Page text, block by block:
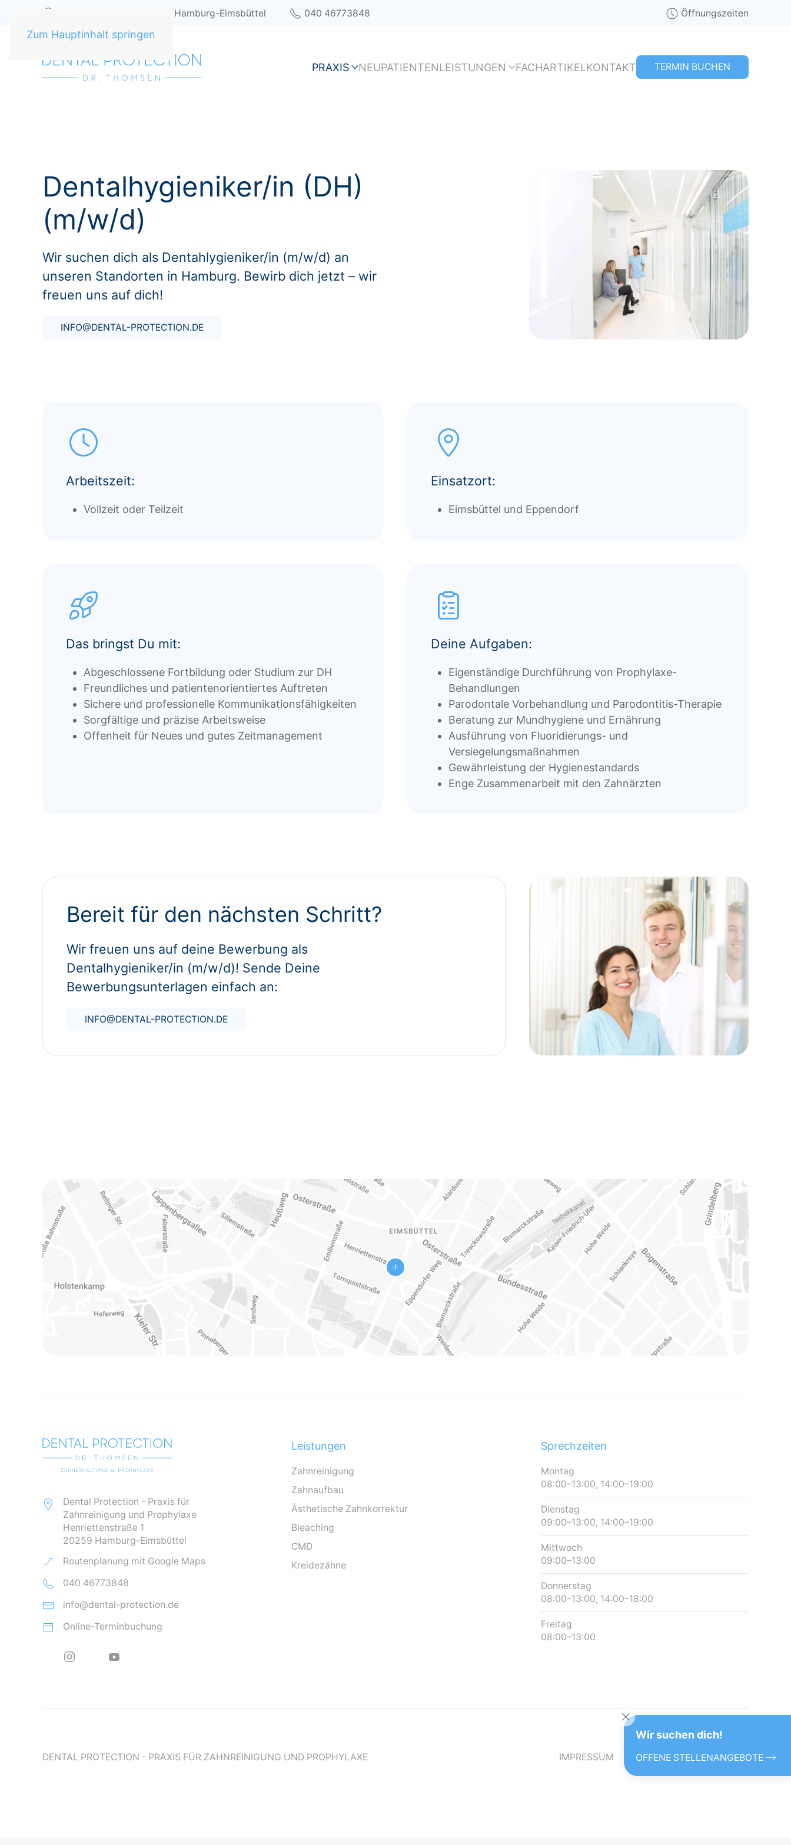
Zum Hauptinhalt springen
Henriettenstraße 1, 20259 Hamburg-Eimsbüttel 040 46773848 Öffnungszeiten
PRAXIS NEUPATIENTENLEISTUNGEN FACHARTIKELKONTAKT TERMIN BUCHEN
Dentalhygieniker/in (DH)
(m/w/d)
Wir suchen dich als Dentahlygieniker/in (m/w/d) an
unseren Standorten in Hamburg. Bewirb dich jetzt – wir
freuen uns auf dich!
INFO@DENTAL-PROTECTION.DE
Arbeitszeit:
Vollzeit oder Teilzeit
Einsatzort:
Eimsbüttel und Eppendorf
Das bringst Du mit:
Abgeschlossene Fortbildung oder Studium zur DH
Freundliches und patientenorientiertes Auftreten
Sichere und professionelle Kommunikationsfähigkeiten
Sorgfältige und präzise Arbeitsweise
Offenheit für Neues und gutes Zeitmanagement
Deine Aufgaben:
Eigenständige Durchführung von Prophylaxe-
Behandlungen
Parodontale Vorbehandlung und Parodontitis-Therapie
Beratung zur Mundhygiene und Ernährung
Ausführung von Fluoridierungs- und
Versiegelungsmaßnahmen
Gewährleistung der Hygienestandards
Enge Zusammenarbeit mit den Zahnärzten
Bereit für den nächsten Schritt?
Wir freuen uns auf deine Bewerbung als
Dentalhygieniker/in (m/w/d)! Sende Deine
Bewerbungsunterlagen einfach an:
INFO@DENTAL-PROTECTION.DE
Dental Protection - Praxis für
Zahnreinigung und Prophylaxe
Henriettenstraße 1
20259 Hamburg-Eimsbüttel
Routenplanung mit Google Maps
040 46773848
info@dental-protection.de
Online-Terminbuchung
Leistungen
Zahnreinigung
Zahnaufbau
Ästhetische Zahnkorrektur
Bleaching
CMD
Kreidezähne
Sprechzeiten
Montag
08:00–13:00, 14:00–19:00
Dienstag
09:00–13:00, 14:00–19:00
Mittwoch
09:00–13:00
Donnerstag
08:00–13:00, 14:00–18:00
Freitag
08:00–13:00
DENTAL PROTECTION - PRAXIS FÜR ZAHNREINIGUNG UND PROPHYLAXE IMPRESSUM DATENSCHUTZ KONTAKT
Wir suchen dich!
OFFENE STELLENANGEBOTE